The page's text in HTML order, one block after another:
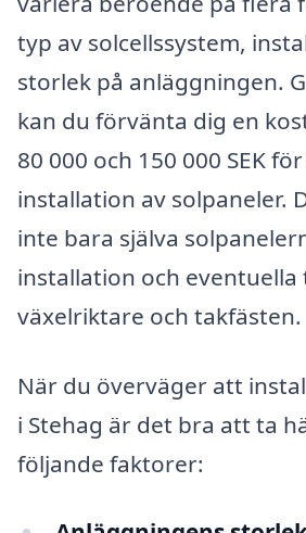
typ av solcellssystem,
storlek på anläggningen.
kan du förvänta dig en
80 000 och 150 000 SEK
installation av solpaneler.
inte bara själva
installation och
växelriktare och takfästen.
När du överväger att
i Stehag är det bra att ta
följande faktorer: